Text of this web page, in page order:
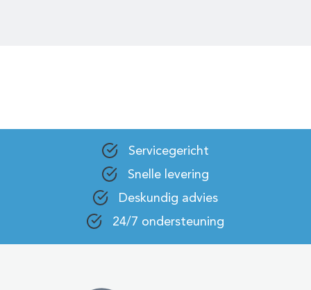
Servicegericht
Snelle levering
Deskundig advies
24/7 ondersteuning